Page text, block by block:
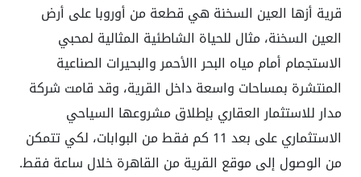
قرية أزها العين السخنة هي قطعة من أوروبا على أرض
العين السخنة، مثال للحياة الشاطئية المثالية لمحبي
الاستجمام أمام مياه البحر االأحمر والبحيرات الصناعية
المنتشرة بمساحات واسعة داخل القرية، وقد قامت شركة
مدار للاستثمار العقاري بإطلاق مشروعها السياحي
الاستثماري على بعد 11 كم فقط من البوابات، لكي تتمكن
من الوصول إلى موقع القرية من القاهرة خلال ساعة فقط.